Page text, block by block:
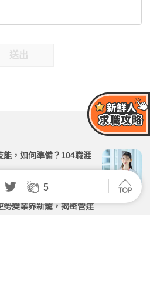
送出
5
能，如何準備？104職涯
變業界新寵，揭密營建